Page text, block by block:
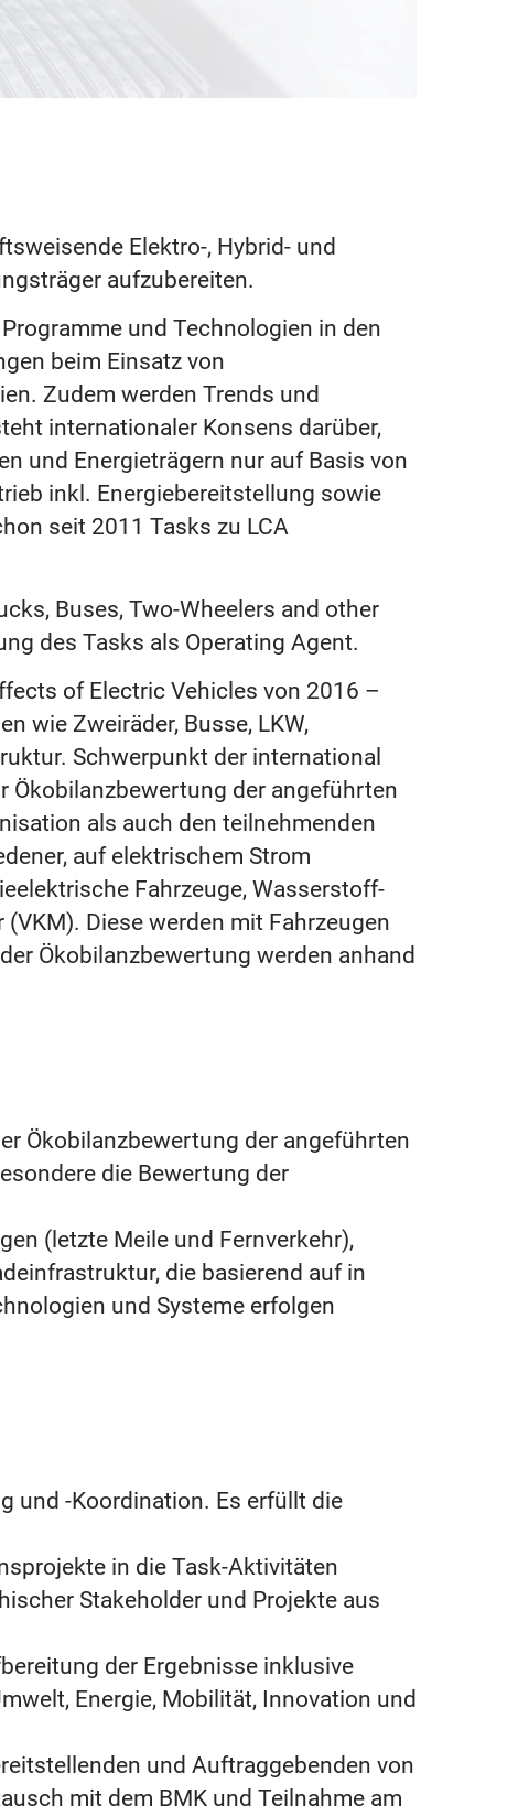
Elektro-, Hybrid- und
aufzubereiten.
und Technologien in den
beim Einsatz von
Zudem werden Trends und
internationaler Konsens darüber,
und Energieträgern nur auf Basis von
inkl. Energiebereitstellung sowie
seit 2011 Tasks zu LCA
Buses, Two-Wheelers and other
des Tasks als Operating Agent.
of Electric Vehicles von 2016 –
wie Zweiräder, Busse, LKW,
Schwerpunkt der international
Ökobilanzbewertung der angeführten
als auch den teilnehmenden
auf elektrischem Strom
Fahrzeuge, Wasserstoff-
Diese werden mit Fahrzeugen
Ökobilanzbewertung werden anhand
Ökobilanzbewertung der angeführten
die Bewertung der
(letzte Meile und Fernverkehr),
die basierend auf in
und Systeme erfolgen
und -Koordination. Es erfüllt die
in die Task-Aktivitäten
Stakeholder und Projekte aus
der Ergebnisse inklusive
Energie, Mobilität, Innovation und
und Auftraggebenden von
mit dem BMK und Teilnahme am